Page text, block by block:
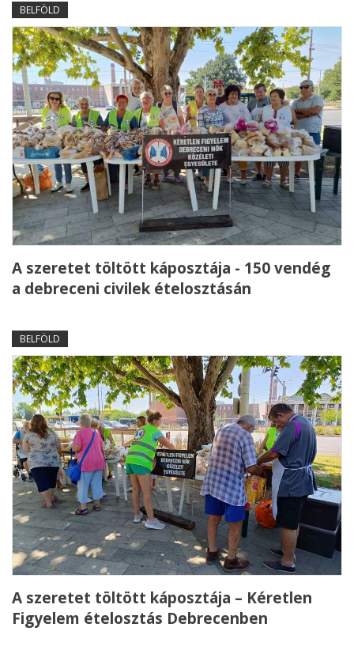
BELFÖLD
A szeretet töltött káposztája - 150 vendég
a debreceni civilek ételosztásán
BELFÖLD
A szeretet töltött káposztája – Kéretlen
Figyelem ételosztás Debrecenben